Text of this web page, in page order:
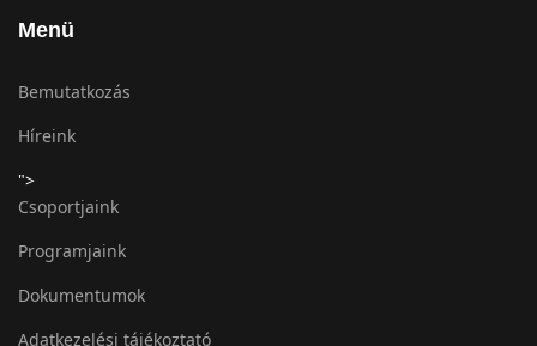
Menü
Bemutatkozás
Híreink
">
Csoportjaink
Programjaink
Dokumentumok
Adatkezelési tájékoztató